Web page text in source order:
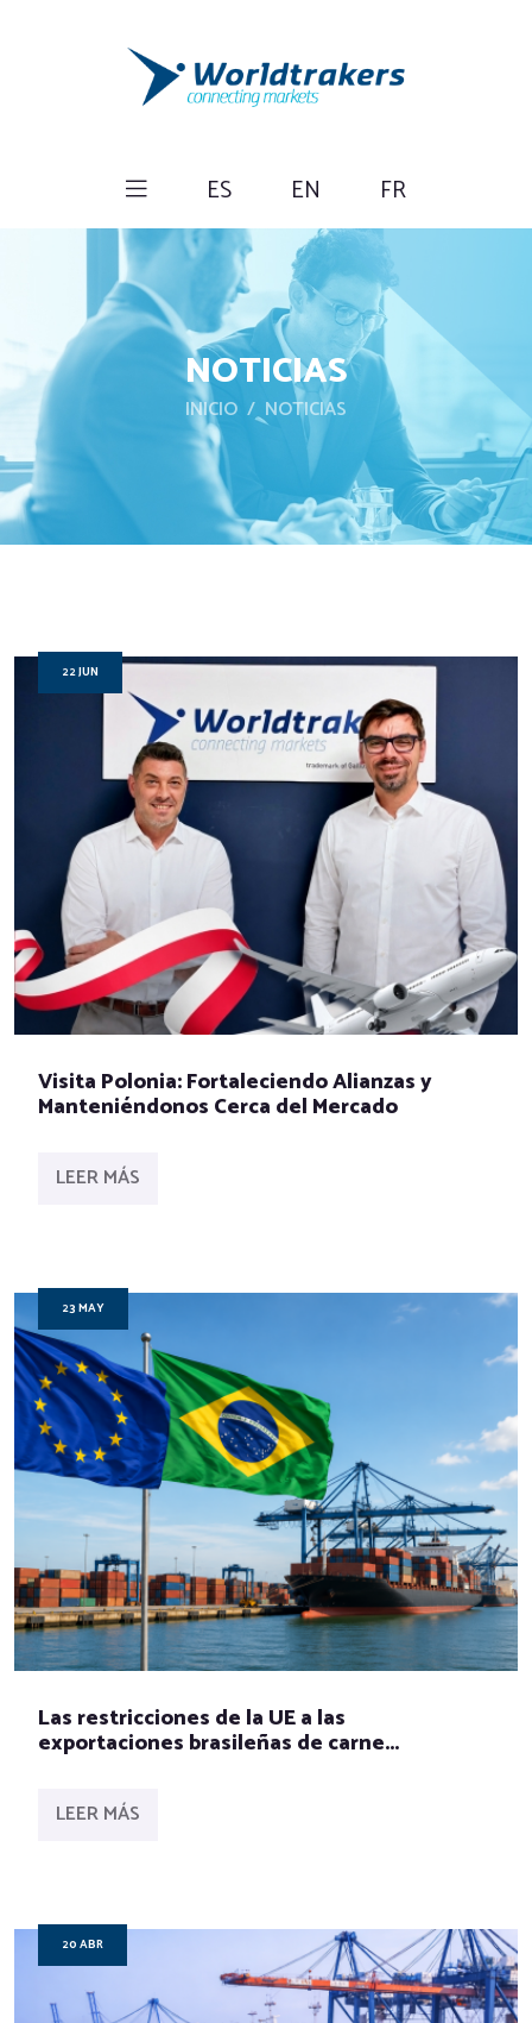
ES EN FR
NOTICIAS
INICIO NOTICIAS
22 JUN
Visita Polonia: Fortaleciendo Alianzas y
Manteniéndonos Cerca del Mercado
LEER MÁS
23 MAY
Las restricciones de la UE a las
exportaciones brasileñas de carne...
LEER MÁS
20 ABR